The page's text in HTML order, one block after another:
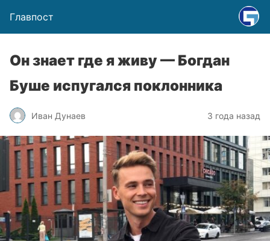
Главпост
Он знает где я живу — Богдан
Буше испугался поклонника
Иван Дунаев 3 года назад